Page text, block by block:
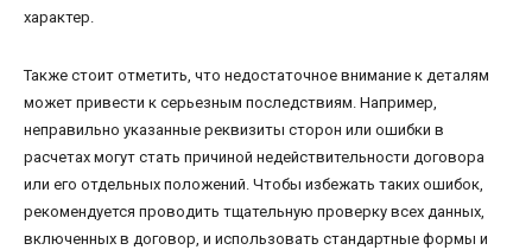
характер.
Также стоит отметить, что недостаточное внимание к деталям
может привести к серьезным последствиям. Например,
неправильно указанные реквизиты сторон или ошибки в
расчетах могут стать причиной недействительности договора
или его отдельных положений. Чтобы избежать таких ошибок,
рекомендуется проводить тщательную проверку всех данных,
включенных в договор, и использовать стандартные формы и